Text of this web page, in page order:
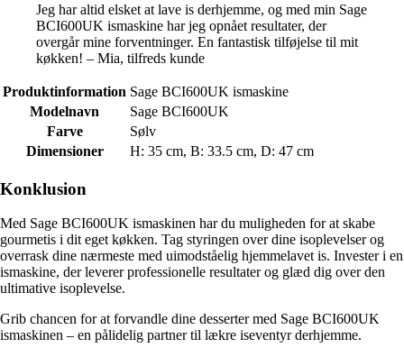
Jeg har altid elsket at lave is derhjemme, og med min Sage
BCI600UK ismaskine har jeg opnået resultater, der
overgår mine forventninger. En fantastisk tilføjelse til mit
køkken! – Mia, tilfreds kunde
Produktinformation Sage BCI600UK ismaskine
Modelnavn
Sage BCI600UK
Farve
Sølv
Dimensioner
H: 35 cm, B: 33.5 cm, D: 47 cm
Konklusion
Med Sage BCI600UK ismaskinen har du muligheden for at skabe
gourmetis i dit eget køkken. Tag styringen over dine isoplevelser og
overrask dine nærmeste med uimodståelig hjemmelavet is. Invester i en
ismaskine, der leverer professionelle resultater og glæd dig over den
ultimative isoplevelse.
Grib chancen for at forvandle dine desserter med Sage BCI600UK
ismaskinen – en pålidelig partner til lækre iseventyr derhjemme.